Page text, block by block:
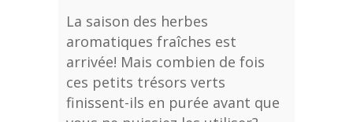
La saison des herbes
aromatiques fraîches est
arrivée! Mais combien de fois
ces petits trésors verts
finissent-ils en purée avant que